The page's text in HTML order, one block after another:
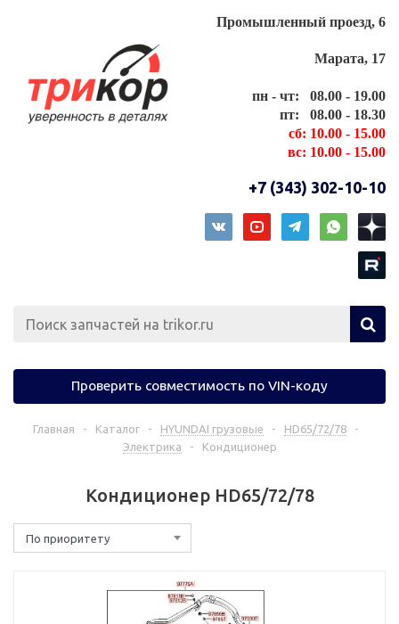
Промышленный проезд, 6
Марата, 17
пн - чт: 08.00 - 19.00
пт: 08.00 - 18.30
сб: 10.00 - 15.00
вс: 10.00 - 15.00
+7 (343) 302-10-10
Проверить совместимость по VIN-коду
Главная - Каталог - HYUNDAI грузовые - HD65/72/78
-
Электрика
- Кондиционер
Кондиционер HD65/72/78
По приоритету